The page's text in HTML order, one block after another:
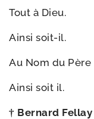
Tout à Dieu.
Ainsi soit-​il.
Au Nom du
Ainsi soit il.
† Bernard Fellay